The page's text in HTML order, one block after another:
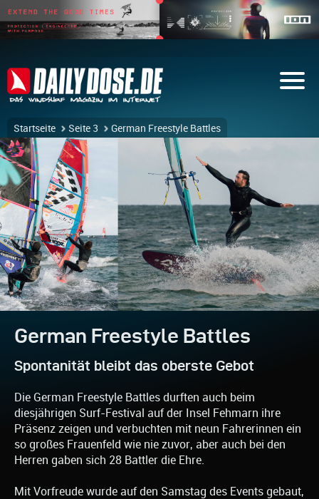
Startseite Seite 3 German Freestyle Battles
German Freestyle Battles
Spontanität bleibt das oberste Gebot
Die German Freestyle Battles durften auch beim
diesjährigen Surf-Festival auf der Insel Fehmarn ihre
Präsenz zeigen und verbuchten mit neun Fahrerinnen ein
so großes Frauenfeld wie nie zuvor, aber auch bei den
Herren gaben sich 28 Battler die Ehre.
Mit Vorfreude wurde auf den Samstag des Events gebaut,